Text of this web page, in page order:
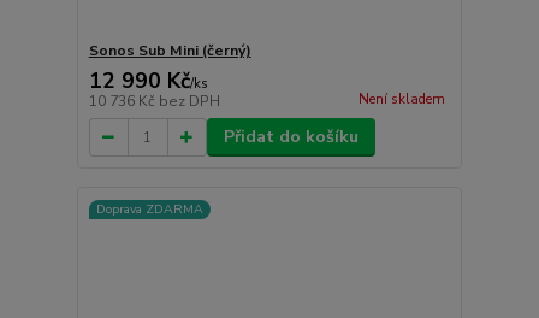
Sonos Sub Mini (černý)
12 990 Kč/ks
10 736 Kč bez DPH Není skladem
Přidat do košíku
Doprava ZDARMA